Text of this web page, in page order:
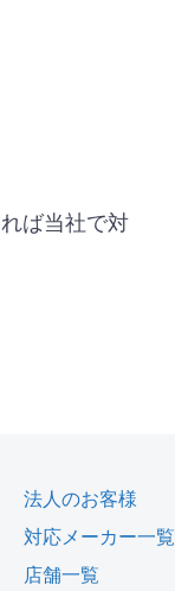
ば当社で対
法人のお客様
対応メーカー一覧
店舗一覧